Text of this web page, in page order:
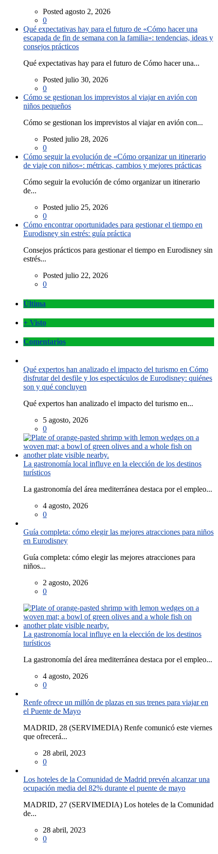
Posted agosto 2, 2026
0
Qué expectativas hay para el futuro de «Cómo hacer una
escapada de fin de semana con la familia»: tendencias, ideas y
consejos prácticos
Qué expectativas hay para el futuro de Cómo hacer una...
Posted julio 30, 2026
0
Cómo se gestionan los imprevistos al viajar en avión con
niños pequeños
Cómo se gestionan los imprevistos al viajar en avión con...
Posted julio 28, 2026
0
Cómo seguir la evolución de «Cómo organizar un itinerario
de viaje con niños»: métricas, cambios y mejores prácticas
Cómo seguir la evolución de cómo organizar un itinerario
de...
Posted julio 25, 2026
0
Cómo encontrar oportunidades para gestionar el tiempo en
Eurodisney sin estrés: guía práctica
Consejos prácticos para gestionar el tiempo en Eurodisney sin
estrés...
Posted julio 22, 2026
0
Última
+ Visto
Comentarios
Qué expertos han analizado el impacto del turismo en Cómo
disfrutar del desfile y los espectáculos de Eurodisney: quiénes
son y qué concluyen
Qué expertos han analizado el impacto del turismo en...
5 agosto, 2026
0
La gastronomía local influye en la elección de los destinos
turísticos
La gastronomía del área mediterránea destaca por el empleo...
4 agosto, 2026
0
Guía completa: cómo elegir las mejores atracciones para niños
en Eurodisney
Guía completa: cómo elegir las mejores atracciones para
niños...
2 agosto, 2026
0
La gastronomía local influye en la elección de los destinos
turísticos
La gastronomía del área mediterránea destaca por el empleo...
4 agosto, 2026
0
Renfe ofrece un millón de plazas en sus trenes para viajar en
el Puente de Mayo
MADRID, 28 (SERVIMEDIA) Renfe comunicó este viernes
que ofrecerá...
28 abril, 2023
0
Los hoteles de la Comunidad de Madrid prevén alcanzar una
ocupación media del 82% durante el puente de mayo
MADRID, 27 (SERVIMEDIA) Los hoteles de la Comunidad
de...
28 abril, 2023
0